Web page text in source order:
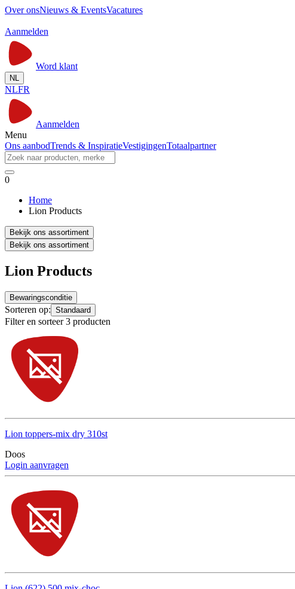
Over onsNieuws & EventsVacatures
Aanmelden
Word klant
NL
NLFR
Aanmelden
Menu
Ons aanbodTrends & InspiratieVestigingenTotaalpartner
0
Home
Lion Products
Bekijk ons assortiment
Bekijk ons assortiment
Lion Products
Bewaringsconditie
Sorteren op: Standaard
Filter en sorteer 3 producten
Lion toppers-mix dry 310st
Doos
Login aanvragen